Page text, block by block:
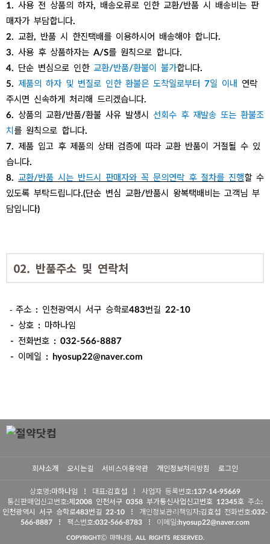
1. 사용 전 상품의 하자, 배송오류로 인한 교환/반품 시 배송비는 판
매자가 부담합니다.
2. 교환, 반품 시 한진택배를 이용하시어 배송해야 합니다.
3. 사용 후 상품하자는 A/S를 원칙으로 합니다.
4. 단순 변심으로 인한교환/반품/환불이 불가합니다.
5. 제품의 하자 및 변질로 인한 환불은 도착일로부터 7일 이내 연락
주시면 신속하게 처리해 드리겠습니다.
6. 상품의 교환/반품/환불 사유 발생시 선회수 후 재발송 또는 환불조
치 를 원칙으로 합니다.
7. 제품 입고 후 제품의 상태 검증에 따라 교환 반품이 거절될 수 있
습니다.
8.
교환/반품 시는 반드시 판매자와 꼭 문의연락 후 절차를 진행할 수
있도록 부탁드립니다.(단순 변심 교환/반품시 왕복택배비는 고객님 부
담입니다)
02. 반품주소 및 연락처
- 주소 : 인천광역시 서구 승학로483번길 22-10
- 상호 : 마하나임
- 전화번호 : 032-566-8887
- 이메일 : hyosup22@naver.com
회사소개 오시는길 서비스이용약관 개인정보처리방침 로그인
상호명:마하나임 대표:김효섭 사업자 등록번호:137-14-95669
통신판매업신고번호:제2008 인천서구 0358 부가통신사업신고번호 12345호 주소:
인천광역시 서구 승학로483번길 22-10
개인정보관리책임자:김효섭 전화번호:032-
566-8887
팩스번호:032-566-8783 이메일:hyosup22@naver.com
COPYRIGHTⒸ 마하나임. ALL RIGHTS RESERVED.